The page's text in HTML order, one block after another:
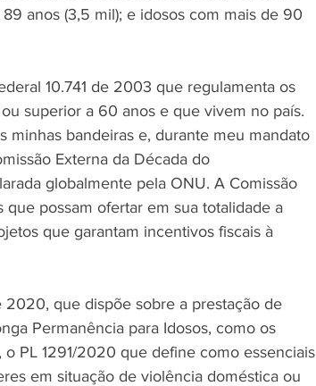
anos (3,5 mil); e idosos com mais de 90
10.741 de 2003 que regulamenta os
superior a 60 anos e que vivem no país.
minhas bandeiras e, durante meu mandato
Externa da Década do
globalmente pela ONU. A Comissão
possam ofertar em sua totalidade a
que garantam incentivos fiscais à
2020, que dispõe sobre a prestação de
Permanência para Idosos, como os
PL 1291/2020 que define como essenciais
em situação de violência doméstica ou